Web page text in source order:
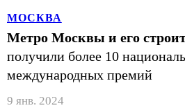
МОСКВА
Метро Москвы и его
получили более 10
международных премий
9 янв. 2024